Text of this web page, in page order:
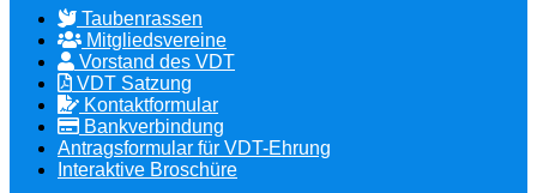
Taubenrassen
Mitgliedsvereine
Vorstand des VDT
VDT Satzung
Kontaktformular
Bankverbindung
Antragsformular für VDT-Ehrung
Interaktive Broschüre